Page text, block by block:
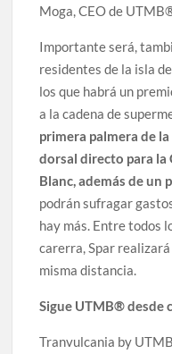
Moga, CEO de
Importante será,
residentes de la isla
los que habrá un
a la cadena de
primera palmera de
dorsal directo para
Blanc, además de un
podrán sufragar
hay más. Entre todos
carerra, Spar
misma distancia.
Sigue UTMB® desde
Tranvulcania by